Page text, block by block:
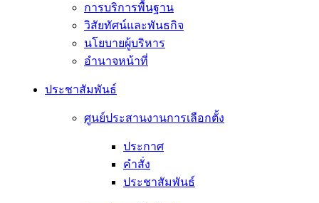
การบริการพื้นฐาน
วิสัยทัศน์และพันธกิจ
นโยบายผู้บริหาร
อํานาจหน้าที่
ประชาสัมพันธ์
ศูนย์ประสานงานการเลือกตั้ง
ประกาศ
คำสั่ง
ประชาสัมพันธ์